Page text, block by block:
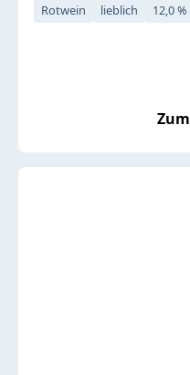
Rotwein lieblich 12,0